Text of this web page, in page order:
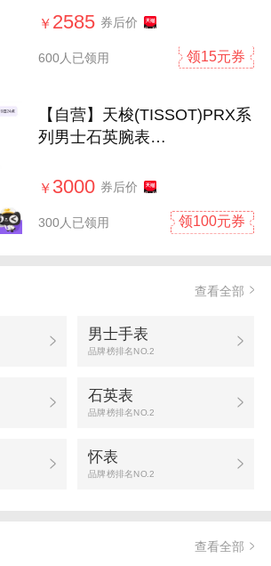
￥ 2585 券后价
600人已领用 领15元券
【自营】天梭(TISSOT)PRX系
列男士石英腕表
￥ 3000 券后价
300人已领用 领100元券
查看全部
男士手表
品牌榜排名NO.2
石英表
品牌榜排名NO.2
怀表
品牌榜排名NO.2
查看全部